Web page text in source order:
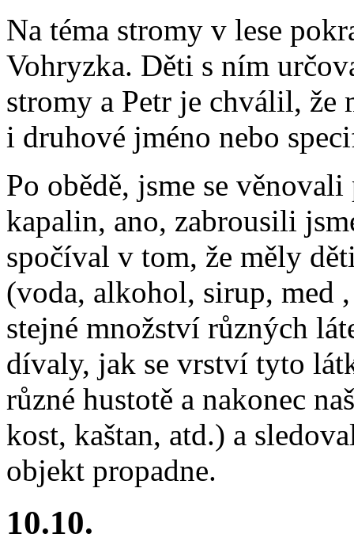
Na téma stromy v lese
Vohryzka. Děti s ním
stromy a Petr je chválil, že
i druhové jméno nebo
Po obědě, jsme se
kapalin, ano, zabrousili
spočíval v tom, že měly
(voda, alkohol, sirup, med
stejné množství různých
dívaly, jak se vrství tyto
různé hustotě a nakonec
kost, kaštan, atd.) a
objekt propadne.
10.10.